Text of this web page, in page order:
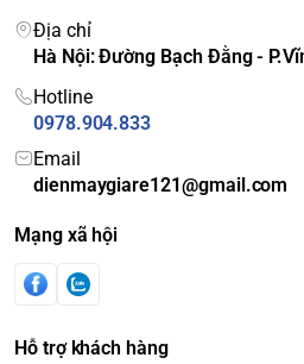
Địa chỉ
Hà Nội: Đường Bạch Đằng -
Hotline
0978.904.833
Email
dienmaygiare121@gmail.com
Mạng xã hội
Hỗ trợ khách hàng